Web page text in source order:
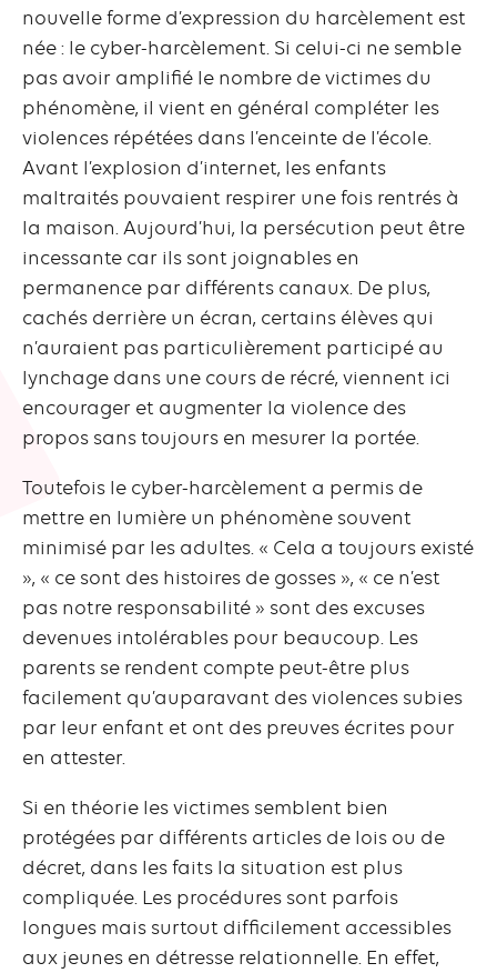
nouvelle forme d’expression du harcèlement est
née : le cyber-harcèlement. Si celui-ci ne semble
pas avoir amplifié le nombre de victimes du
phénomène, il vient en général compléter les
violences répétées dans l’enceinte de l’école.
Avant l’explosion d’internet, les enfants
maltraités pouvaient respirer une fois rentrés à
la maison. Aujourd’hui, la persécution peut être
incessante car ils sont joignables en
permanence par différents canaux. De plus,
cachés derrière un écran, certains élèves qui
n’auraient pas particulièrement participé au
lynchage dans une cours de récré, viennent ici
encourager et augmenter la violence des
propos sans toujours en mesurer la portée.
Toutefois le cyber-harcèlement a permis de
mettre en lumière un phénomène souvent
minimisé par les adultes. « Cela a toujours existé
», « ce sont des histoires de gosses », « ce n’est
pas notre responsabilité » sont des excuses
devenues intolérables pour beaucoup. Les
parents se rendent compte peut-être plus
facilement qu’auparavant des violences subies
par leur enfant et ont des preuves écrites pour
en attester.
Si en théorie les victimes semblent bien
protégées par différents articles de lois ou de
décret, dans les faits la situation est plus
compliquée. Les procédures sont parfois
longues mais surtout difficilement accessibles
aux jeunes en détresse relationnelle. En effet,